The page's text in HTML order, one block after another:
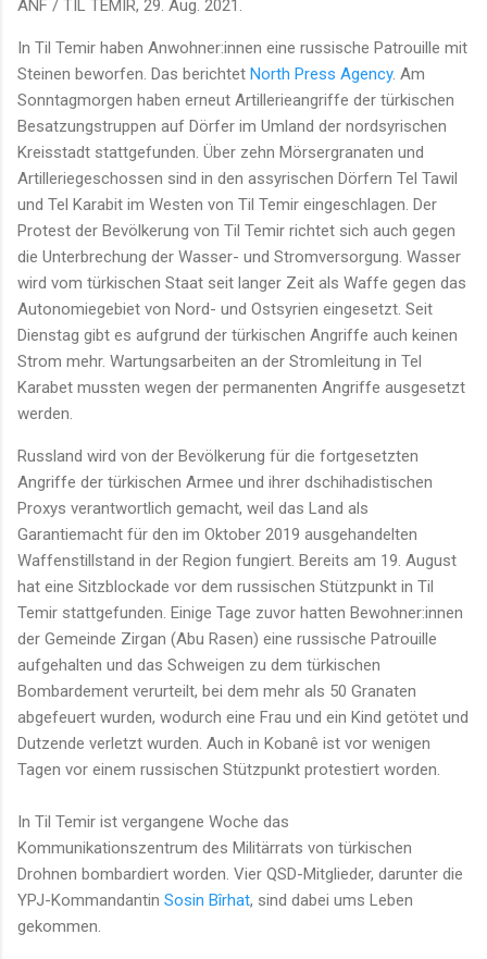
ANF / TIL TEMIR, 29. Aug. 2021.
In Til Temir haben Anwohner:innen eine russische Patrouille mit
Steinen beworfen. Das berichtet North Press Agency. Am
Sonntagmorgen haben erneut Artillerieangriffe der türkischen
Besatzungstruppen auf Dörfer im Umland der nordsyrischen
Kreisstadt stattgefunden. Über zehn Mörsergranaten und
Artilleriegeschossen sind in den assyrischen Dörfern Tel Tawil
und Tel Karabit im Westen von Til Temir eingeschlagen. Der
Protest der Bevölkerung von Til Temir richtet sich auch gegen
die Unterbrechung der Wasser- und Stromversorgung. Wasser
wird vom türkischen Staat seit langer Zeit als Waffe gegen das
Autonomiegebiet von Nord- und Ostsyrien eingesetzt. Seit
Dienstag gibt es aufgrund der türkischen Angriffe auch keinen
Strom mehr. Wartungsarbeiten an der Stromleitung in Tel
Karabet mussten wegen der permanenten Angriffe ausgesetzt
werden.
Russland wird von der Bevölkerung für die fortgesetzten
Angriffe der türkischen Armee und ihrer dschihadistischen
Proxys verantwortlich gemacht, weil das Land als
Garantiemacht für den im Oktober 2019 ausgehandelten
Waffenstillstand in der Region fungiert. Bereits am 19. August
hat eine Sitzblockade vor dem russischen Stützpunkt in Til
Temir stattgefunden. Einige Tage zuvor hatten Bewohner:innen
der Gemeinde Zirgan (Abu Rasen) eine russische Patrouille
aufgehalten und das Schweigen zu dem türkischen
Bombardement verurteilt, bei dem mehr als 50 Granaten
abgefeuert wurden, wodurch eine Frau und ein Kind getötet und
Dutzende verletzt wurden. Auch in Kobanê ist vor wenigen
Tagen vor einem russischen Stützpunkt protestiert worden.
In Til Temir ist vergangene Woche das
Kommunikationszentrum des Militärrats von türkischen
Drohnen bombardiert worden. Vier QSD-Mitglieder, darunter die
YPJ-Kommandantin Sosin Bîrhat, sind dabei ums Leben
gekommen.